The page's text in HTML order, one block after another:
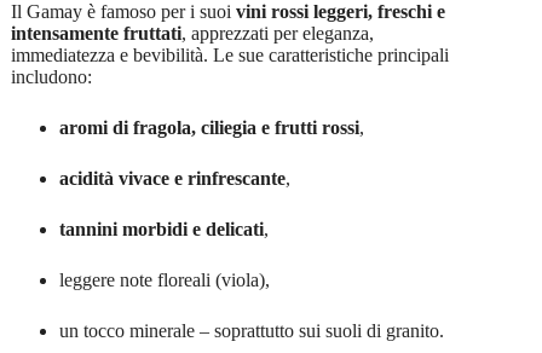
Il Gamay è famoso per i suoi vini rossi leggeri, freschi e
intensamente fruttati, apprezzati per eleganza,
immediatezza e bevibilità. Le sue caratteristiche principali
includono:
aromi di fragola, ciliegia e frutti rossi,
acidità vivace e rinfrescante,
tannini morbidi e delicati,
leggere note floreali (viola),
un tocco minerale – soprattutto sui suoli di granito.